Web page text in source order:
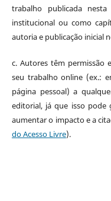
trabalho publicada
institucional ou como
autoria e publicação inicial
c. Autores têm permissão
seu trabalho online (ex.:
página pessoal) a
editorial, já que isso pode
aumentar o impacto e a
do Acesso Livre).